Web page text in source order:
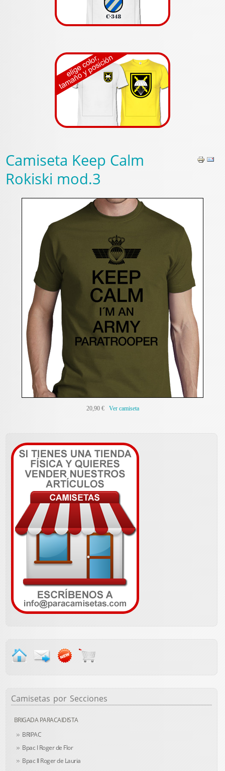
Camiseta Keep Calm
Rokiski mod.3
20,90 € Ver camiseta
Camisetas por Secciones
BRIGADA PARACAIDISTA
BRIPAC
Bpac I Roger de Flor
Bpac II Roger de Lauria